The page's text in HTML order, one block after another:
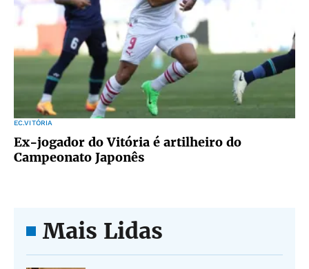
EC.VITÓRIA
Ex-jogador do Vitória é artilheiro do
Campeonato Japonês
Mais Lidas